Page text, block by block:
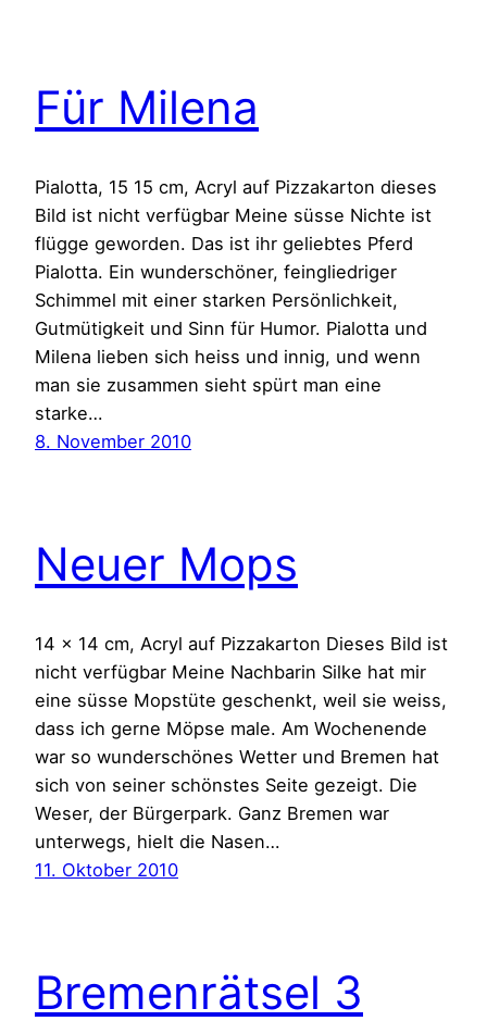
Für Milena
Pialotta, 15 15 cm, Acryl auf Pizzakarton dieses
Bild ist nicht verfügbar Meine süsse Nichte ist
flügge geworden. Das ist ihr geliebtes Pferd
Pialotta. Ein wunderschöner, feingliedriger
Schimmel mit einer starken Persönlichkeit,
Gutmütigkeit und Sinn für Humor. Pialotta und
Milena lieben sich heiss und innig, und wenn
man sie zusammen sieht spürt man eine
starke…
8. November 2010
Neuer Mops
14 x 14 cm, Acryl auf Pizzakarton Dieses Bild ist
nicht verfügbar Meine Nachbarin Silke hat mir
eine süsse Mopstüte geschenkt, weil sie weiss,
dass ich gerne Möpse male. Am Wochenende
war so wunderschönes Wetter und Bremen hat
sich von seiner schönstes Seite gezeigt. Die
Weser, der Bürgerpark. Ganz Bremen war
unterwegs, hielt die Nasen…
11. Oktober 2010
Bremenrätsel 3